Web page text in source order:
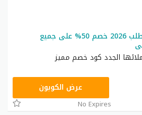
كود خصم نمشي اول طلب 2026 خصم 50% على جميع
الجدد كود خصم مميز
TRSS148عرض الكوبون
No Expires